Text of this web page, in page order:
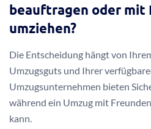
beauftragen oder mit
umziehen?
Die Entscheidung hängt von
Umzugsguts und Ihrer
Umzugsunternehmen bieten
während ein Umzug mit
kann.